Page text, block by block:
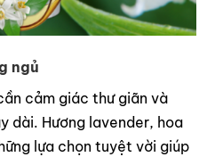
ngủ
cảm giác thư giãn và
dài. Hương lavender, hoa
lựa chọn tuyệt vời giúp